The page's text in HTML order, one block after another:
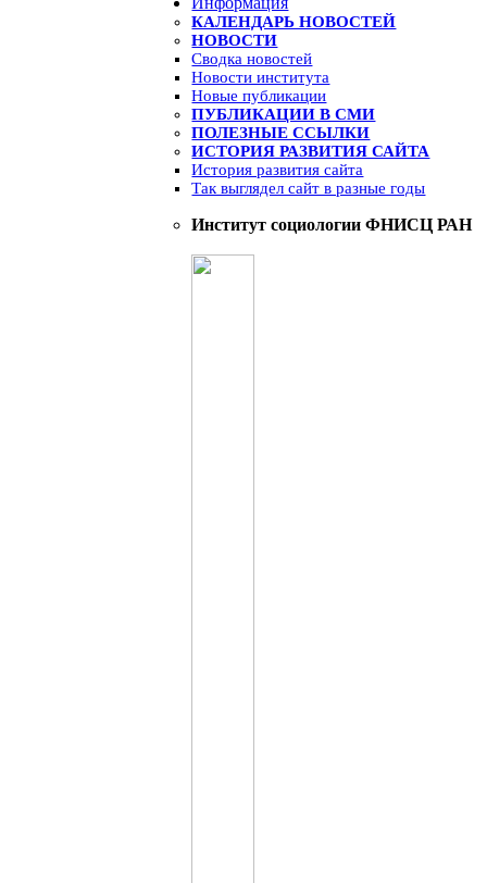
КАЛЕНДАРЬ НОВОСТЕЙ
НОВОСТИ
Сводка новостей
Новости института
Новые публикации
ПУБЛИКАЦИИ В СМИ
ПОЛЕЗНЫЕ ССЫЛКИ
ИСТОРИЯ РАЗВИТИЯ САЙТА
История развития сайта
Так выглядел сайт в разные годы
Институт социологии ФНИСЦ РАН